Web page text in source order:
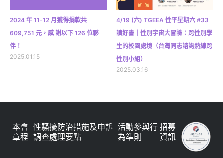
2024 年 11-12 月獲得捐款共
609,751 元，感 謝以下 126 位夥
伴！
2025.01.15
4/19 (六) TGEEA 性平星期六 #33
讀好書｜性別宇宙大冒險：跨性別學
生的校園處境（台灣同志諮詢熱線跨
性別小組）
2025.03.16
本會
章程
性騷擾防治措施及申訴
調查處理要點
活動參與行
為準則
招募
資訊